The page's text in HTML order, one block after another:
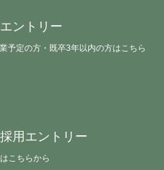
ントリー
予定の方・既卒3年以内の方はこちら
用エントリー
こちらから